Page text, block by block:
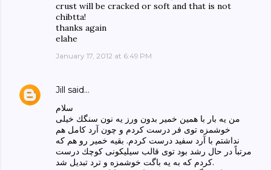
crust will be cracked or soft and that is not
chibtta!
thanks again
elahe
January 17, 2012 at 6:49 PM
Jill said…
سلام
من يه بار با همين خمير بدون ورز يه نون سنگك خيلى
خوشمزه توى فر درست كردم و چون آرد كامل هم
نداشتم با آرد سفيد درست كردم. بقيه خمير رو هم كه
مرتباً در حال رشد بود توى قالب سيليكونى كوچك درست
كردم كه به يه باگت خوشمزه و ترد تبديل شد.